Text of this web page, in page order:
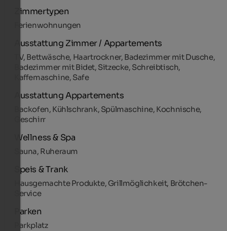
Zimmertypen
Ferienwohnungen
Ausstattung Zimmer / Appartements
TV, Bettwäsche, Haartrockner, Badezimmer mit Dusche,
Badezimmer mit Bidet, Sitzecke, Schreibtisch,
Kaffemaschine, Safe
Ausstattung Appartements
Backofen, Kühlschrank, Spülmaschine, Kochnische,
Geschirr
Wellness & Spa
Sauna, Ruheraum
Speis & Trank
Hausgemachte Produkte, Grillmöglichkeit, Brötchen-
Service
Parken
Parkplatz